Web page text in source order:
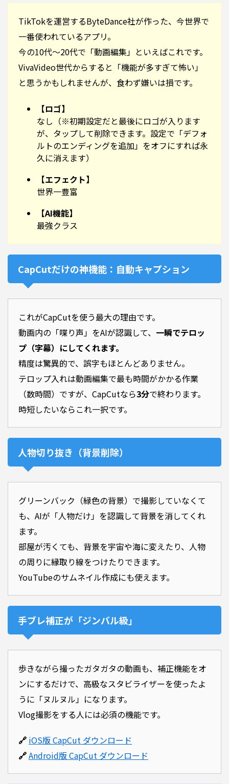
TikTokを運営するByteDance社が作った、今世界で
一番使われているアプリ。
今の10代〜20代で「動画編集」といえばこれです。
VivaVideo世代からすると「機能が多すぎて怖い」
と思うかもしれませんが、食わず嫌いは損です。
【ロゴ】
なし（※初期設定だと最後にロゴが入ります
が、タップして削除できます。設定で「デフォ
ルトのエンディングを追加」をオフにすれば永
久に消えます）
【エフェクト】
世界一豊富
【AI機能】
最強クラス
CapCutだけの神機能：自動キャプション
これがCapCutを使う最大の理由です。
動画内の「喋り声」をAIが認識して、 一瞬でテロッ
プ（字幕）にしてくれます。
精度は驚異的で、誤字もほとんどありません。
テロップ入れは動画編集で最も時間がかかる作業
（数時間）ですが、CapCutなら3分で終わります。
時短したいならこれ一択です。
人物切り抜き（背景削除）
グリーンバック（緑色の背景）で撮影していなくて
も、AIが「人物だけ」を認識して背景を消してくれ
ます。
部屋が汚くても、背景を宇宙や海に変えたり、人物
の周りに縁取り線をつけたりできます。
YouTubeのサムネイル作成にも使えます。
手ブレ補正が「ジンバル級」
歩きながら撮ったガタガタの動画も、補正機能をオ
ンにするだけで、高級なスタビライザーを使ったよ
うに「ヌルヌル」になります。
Vlog撮影をする人には必須の機能です。
🔗 iOS版 CapCut ダウンロード
🔗Android版 CapCut ダウンロード